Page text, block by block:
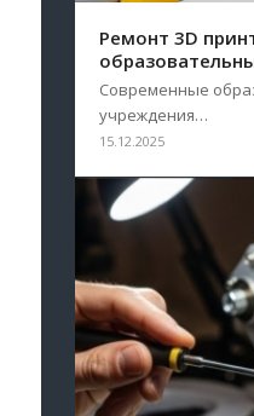
Ремонт 3D
Современные
учреждения…
15.12.2025